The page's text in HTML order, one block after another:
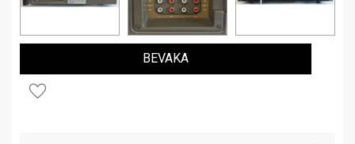
Lägg till i favoriter
BEVAKA